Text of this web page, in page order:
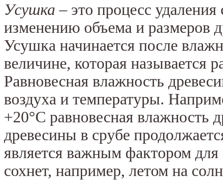
Усушка – это процесс
изменению объема и размеров
Усушка начинается после
величине, которая называется
Равновесная влажность
воздуха и температуры.
+20°С равновесная влажность
древесины в срубе
является важным фактором
сохнет, например, летом на